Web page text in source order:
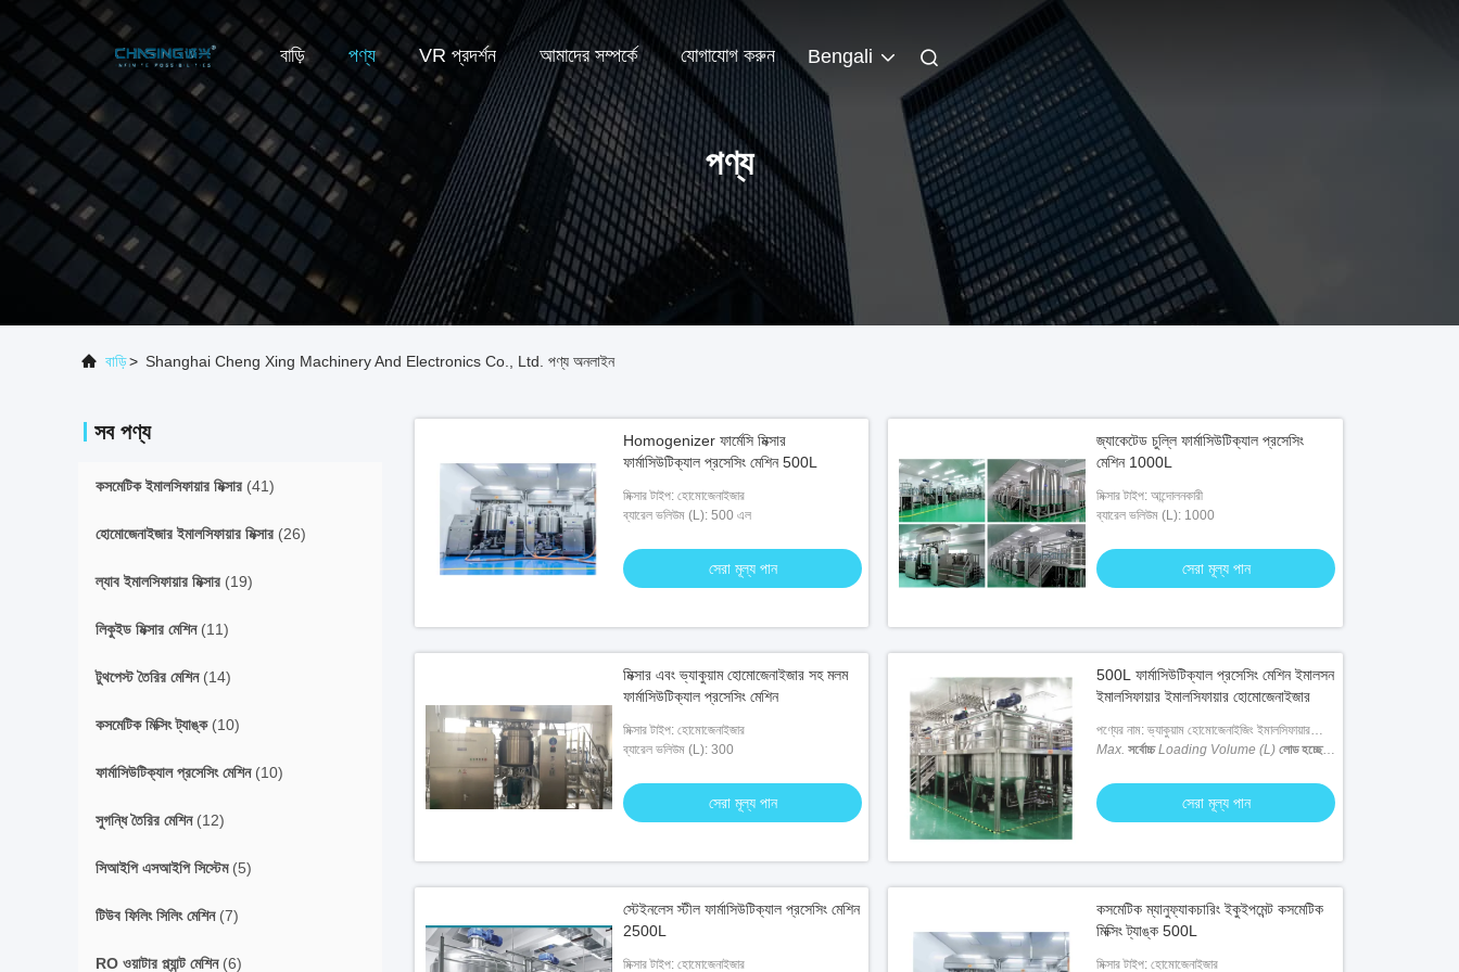
বাড়ি পণ্য VR প্রদর্শন আমাদের সম্পর্কে যোগাযোগ করুন Bengali
পণ্য
বাড়ি> Shanghai Cheng Xing Machinery And Electronics Co., Ltd. পণ্য অনলাইন
সব পণ্য
কসমেটিক ইমালসিফায়ার মিক্সার (41)
হোমোজেনাইজার ইমালসিফায়ার মিক্সার (26)
ল্যাব ইমালসিফায়ার মিক্সার (19)
লিকুইড মিক্সার মেশিন(11)
টুথপেস্ট তৈরির মেশিন(14)
কসমেটিক মিক্সিং ট্যাঙ্ক(10)
ফার্মাসিউটিক্যাল প্রসেসিং মেশিন(10)
সুগন্ধি তৈরির মেশিন(12)
সিআইপি এসআইপি সিস্টেম(5)
টিউব ফিলিং সিলিং মেশিন(7)
RO ওয়াটার প্ল্যান্ট মেশিন(6)
Homogenizer ফার্মেসি মিক্সার
ফার্মাসিউটিক্যাল প্রসেসিং মেশিন 500L
মিক্সার টাইপ: হোমোজেনাইজার
ব্যারেল ভলিউম (L): 500 এল
সেরা মূল্য পান
জ্যাকেটেড চুল্লি ফার্মাসিউটিক্যাল প্রসেসিং
মেশিন 1000L
মিক্সার টাইপ: আন্দোলনকারী
ব্যারেল ভলিউম (L): 1000
সেরা মূল্য পান
মিক্সার এবং ভ্যাকুয়াম হোমোজেনাইজার সহ মলম
ফার্মাসিউটিক্যাল প্রসেসিং মেশিন
মিক্সার টাইপ: হোমোজেনাইজার
ব্যারেল ভলিউম (L): 300
সেরা মূল্য পান
500L ফার্মাসিউটিক্যাল প্রসেসিং মেশিন ইমালসন
ইমালসিফায়ার ইমালসিফায়ার হোমোজেনাইজার
পণ্যের নাম: ভ্যাকুয়াম হোমোজেনাইজিং ইমালসিফায়ার
মেশিন
Max. সর্বোচ্চ Loading Volume (L) লোড হচ্ছে
সেরা মূল্য পান
স্টেইনলেস স্টীল ফার্মাসিউটিক্যাল প্রসেসিং মেশিন
2500L
মিক্সার টাইপ: হোমোজেনাইজার
কসমেটিক ম্যানুফ্যাকচারিং ইকুইপমেন্ট কসমেটিক
মিক্সিং ট্যাঙ্ক 500L
মিক্সার টাইপ: হোমোজেনাইজার